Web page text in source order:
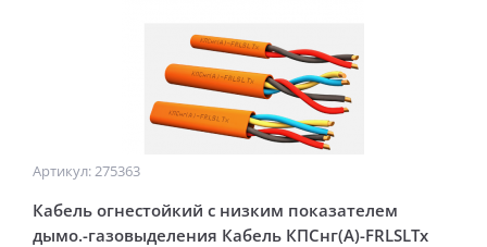
Артикул: 275363
Кабель огнестойкий с низким показателем
дымо.-газовыделения Кабель КПСнг(А)-FRLSLTx